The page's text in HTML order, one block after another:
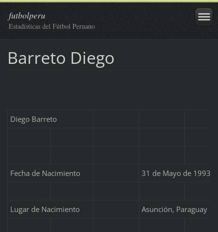
futbolperu
Estadísticas del Fútbol Peruano
Barreto Diego
Diego Barreto
Fecha de Nacimiento 31 de Mayo de 1993
Lugar de Nacimiento Asunción, Paraguay